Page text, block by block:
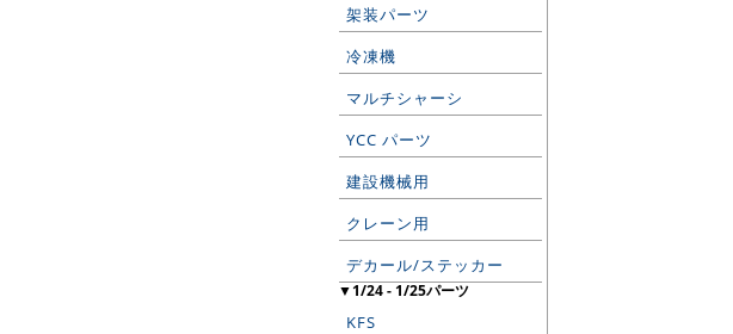
架装パーツ
冷凍機
マルチシャーシ
YCC パーツ
建設機械用
クレーン用
デカール/ステッカー
▼1/24 - 1/25パーツ
KFS